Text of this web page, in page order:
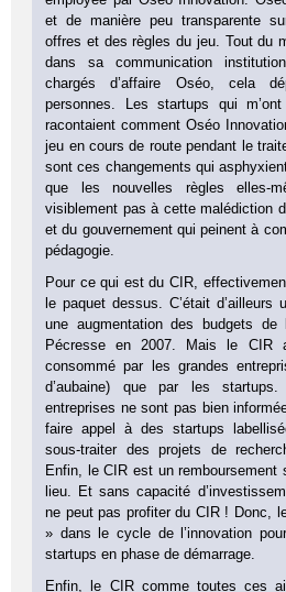
et de manière peu transparente
offres et des règles du jeu. Tout du
dans sa communication
chargés d’affaire Oséo, cela
personnes. Les startups qui
racontaient comment Oséo
jeu en cours de route pendant le
sont ces changements qui
que les nouvelles règles elles-
visiblement pas à cette malédiction
et du gouvernement qui peinent à
pédagogie.
Pour ce qui est du CIR,
le paquet dessus. C’était d’ailleurs
une augmentation des budgets de
Pécresse en 2007. Mais le CIR
consommé par les grandes
d’aubaine) que par les
entreprises ne sont pas bien
faire appel à des startups
sous-traiter des projets de
Enfin, le CIR est un remboursement
lieu. Et sans capacité
ne peut pas profiter du CIR ! Donc,
» dans le cycle de l’innovation
startups en phase de démarrage.
Enfin, le CIR comme toutes ces